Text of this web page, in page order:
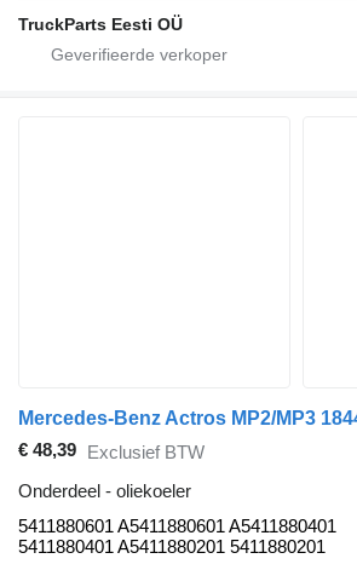
TruckParts Eesti OÜ
€ 48,39 Exclusief BTW
Onderdeel - oliekoeler
5411880601 A5411880601 A5411880401
5411880401 A5411880201 5411880201